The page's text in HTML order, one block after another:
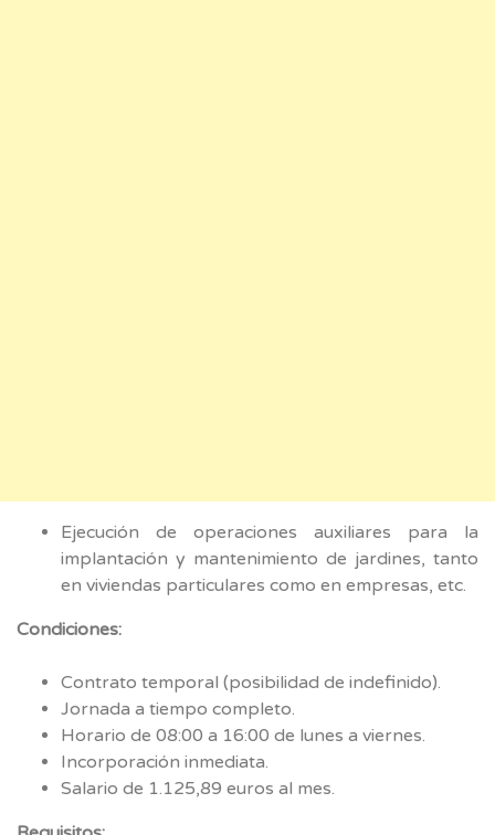
Ejecución de operaciones auxiliares para la
implantación y mantenimiento de jardines, tanto
en viviendas particulares como en empresas, etc.
Condiciones:
Contrato temporal (posibilidad de indefinido).
Jornada a tiempo completo.
Horario de 08:00 a 16:00 de lunes a viernes.
Incorporación inmediata.
Salario de 1.125,89 euros al mes.